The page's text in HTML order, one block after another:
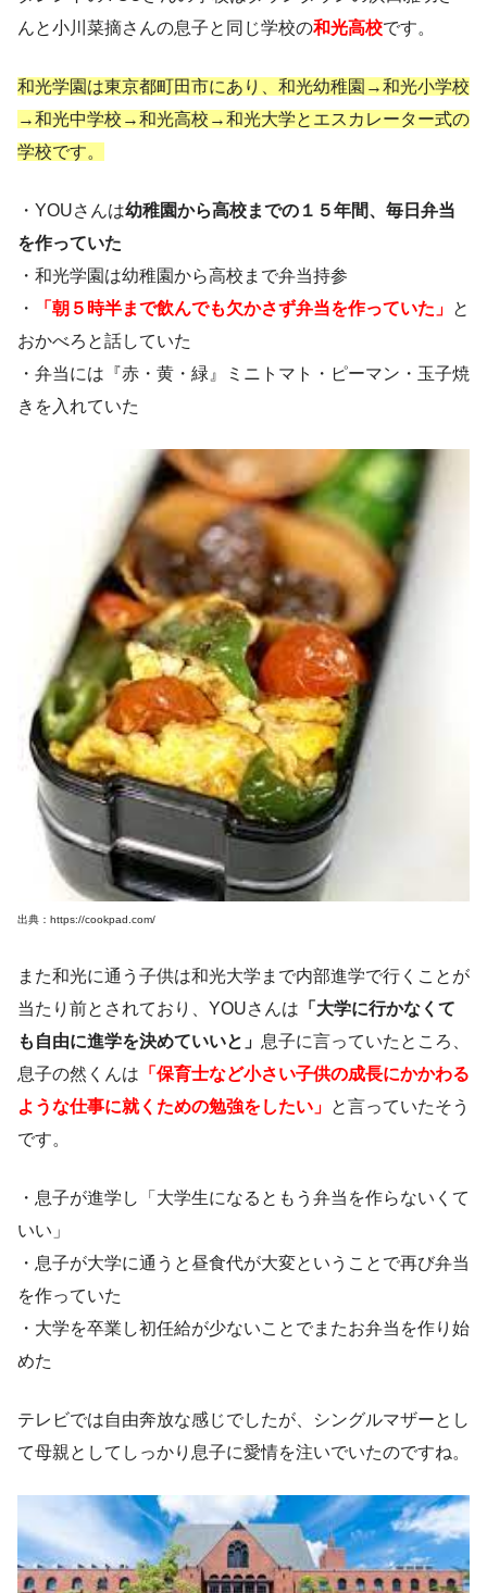
んと小川菜摘さんの息子と同じ学校の和光高校です。
和光学園は東京都町田市にあり、和光幼稚園→和光小学校
→和光中学校→和光高校→和光大学とエスカレーター式の
学校です。
・YOUさんは幼稚園から高校までの１５年間、毎日弁当
を作っていた
・和光学園は幼稚園から高校まで弁当持参
・
「朝５時半まで飲んでも欠かさず弁当を作っていた」 と
おかべろと話していた
・弁当には『赤・黄・緑』ミニトマト・ピーマン・玉子焼
きを入れていた
出典：https://cookpad.com/
また和光に通う子供は和光大学まで内部進学で行くことが
当たり前とされており、YOUさんは 「大学に行かなくて
も自由に進学を決めていいと」 息子に言っていたところ、
息子の然くんは 「保育士など小さい子供の成長にかかわる
ような仕事に就くための勉強をしたい」 と言っていたそう
です。
・息子が進学し「大学生になるともう弁当を作らないくて
いい」
・息子が大学に通うと昼食代が大変ということで再び弁当
を作っていた
・大学を卒業し初任給が少ないことでまたお弁当を作り始
めた
テレビでは自由奔放な感じでしたが、シングルマザーとし
て母親としてしっかり息子に愛情を注いでいたのですね。